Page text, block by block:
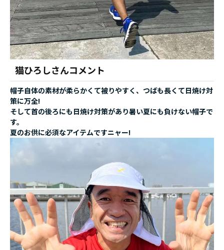
猫ひろしさんコメント
帽子自体の素材が柔らかくて被りやすく、つばも長くて日焼け対
策に万全!
そして首の後ろにも日焼け対策があり暑い夏にも負けない帽子で
す。
夏のお供に必須なアイテムですニャー!